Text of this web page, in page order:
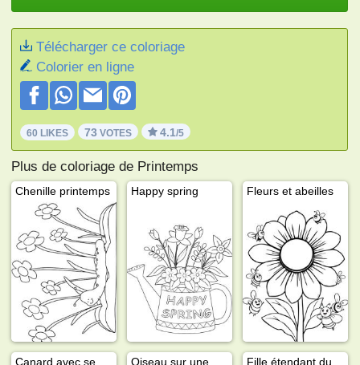
Télécharger ce coloriage
Colorier en ligne
60 LIKES 73 VOTES 4.1/5
Plus de coloriage de Printemps
Chenille printemps Happy spring Fleurs et abeilles